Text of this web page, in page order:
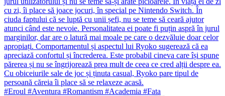
cu zi, îi place să joace jocuri, în special pe Nintendo Switch. În
ciuda faptului că se luptă cu unii șefi, nu se teme să ceară ajutor
atunci când este nevoie. Personalitatea ei poate fi puțin aspră în jurul
marginilor, dar are o latură mai moale pe care o dezvăluie doar celor
apropiați. Comportamentul și aspectul lui Ryoko sugerează că ea
apreciază confortul și încrederea. Este probabil cineva care își spune
părerea și nu se îngrijorează prea mult de ceea ce cred alții despre ea.
Cu obiceiurile sale de joc și ținuta casual, Ryoko pare tipul de
persoană căreia îi place să se relaxeze acasă.
#Eroul #Aventura #Romantism #Academia #Fata